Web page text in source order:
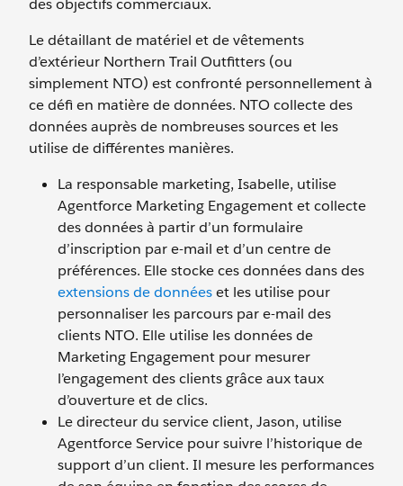
des objectifs commerciaux.
Le détaillant de matériel et de vêtements
d’extérieur Northern Trail Outfitters (ou
simplement NTO) est confronté personnellement à
ce défi en matière de données. NTO collecte des
données auprès de nombreuses sources et les
utilise de différentes manières.
La responsable marketing, Isabelle, utilise
Agentforce Marketing Engagement et collecte
des données à partir d’un formulaire
d’inscription par e-mail et d’un centre de
préférences. Elle stocke ces données dans des
extensions de donnéeset les utilise pour
personnaliser les parcours par e-mail des
clients NTO. Elle utilise les données de
Marketing Engagement pour mesurer
l’engagement des clients grâce aux taux
d’ouverture et de clics.
Le directeur du service client, Jason, utilise
Agentforce Service pour suivre l’historique de
support d’un client. Il mesure les performances